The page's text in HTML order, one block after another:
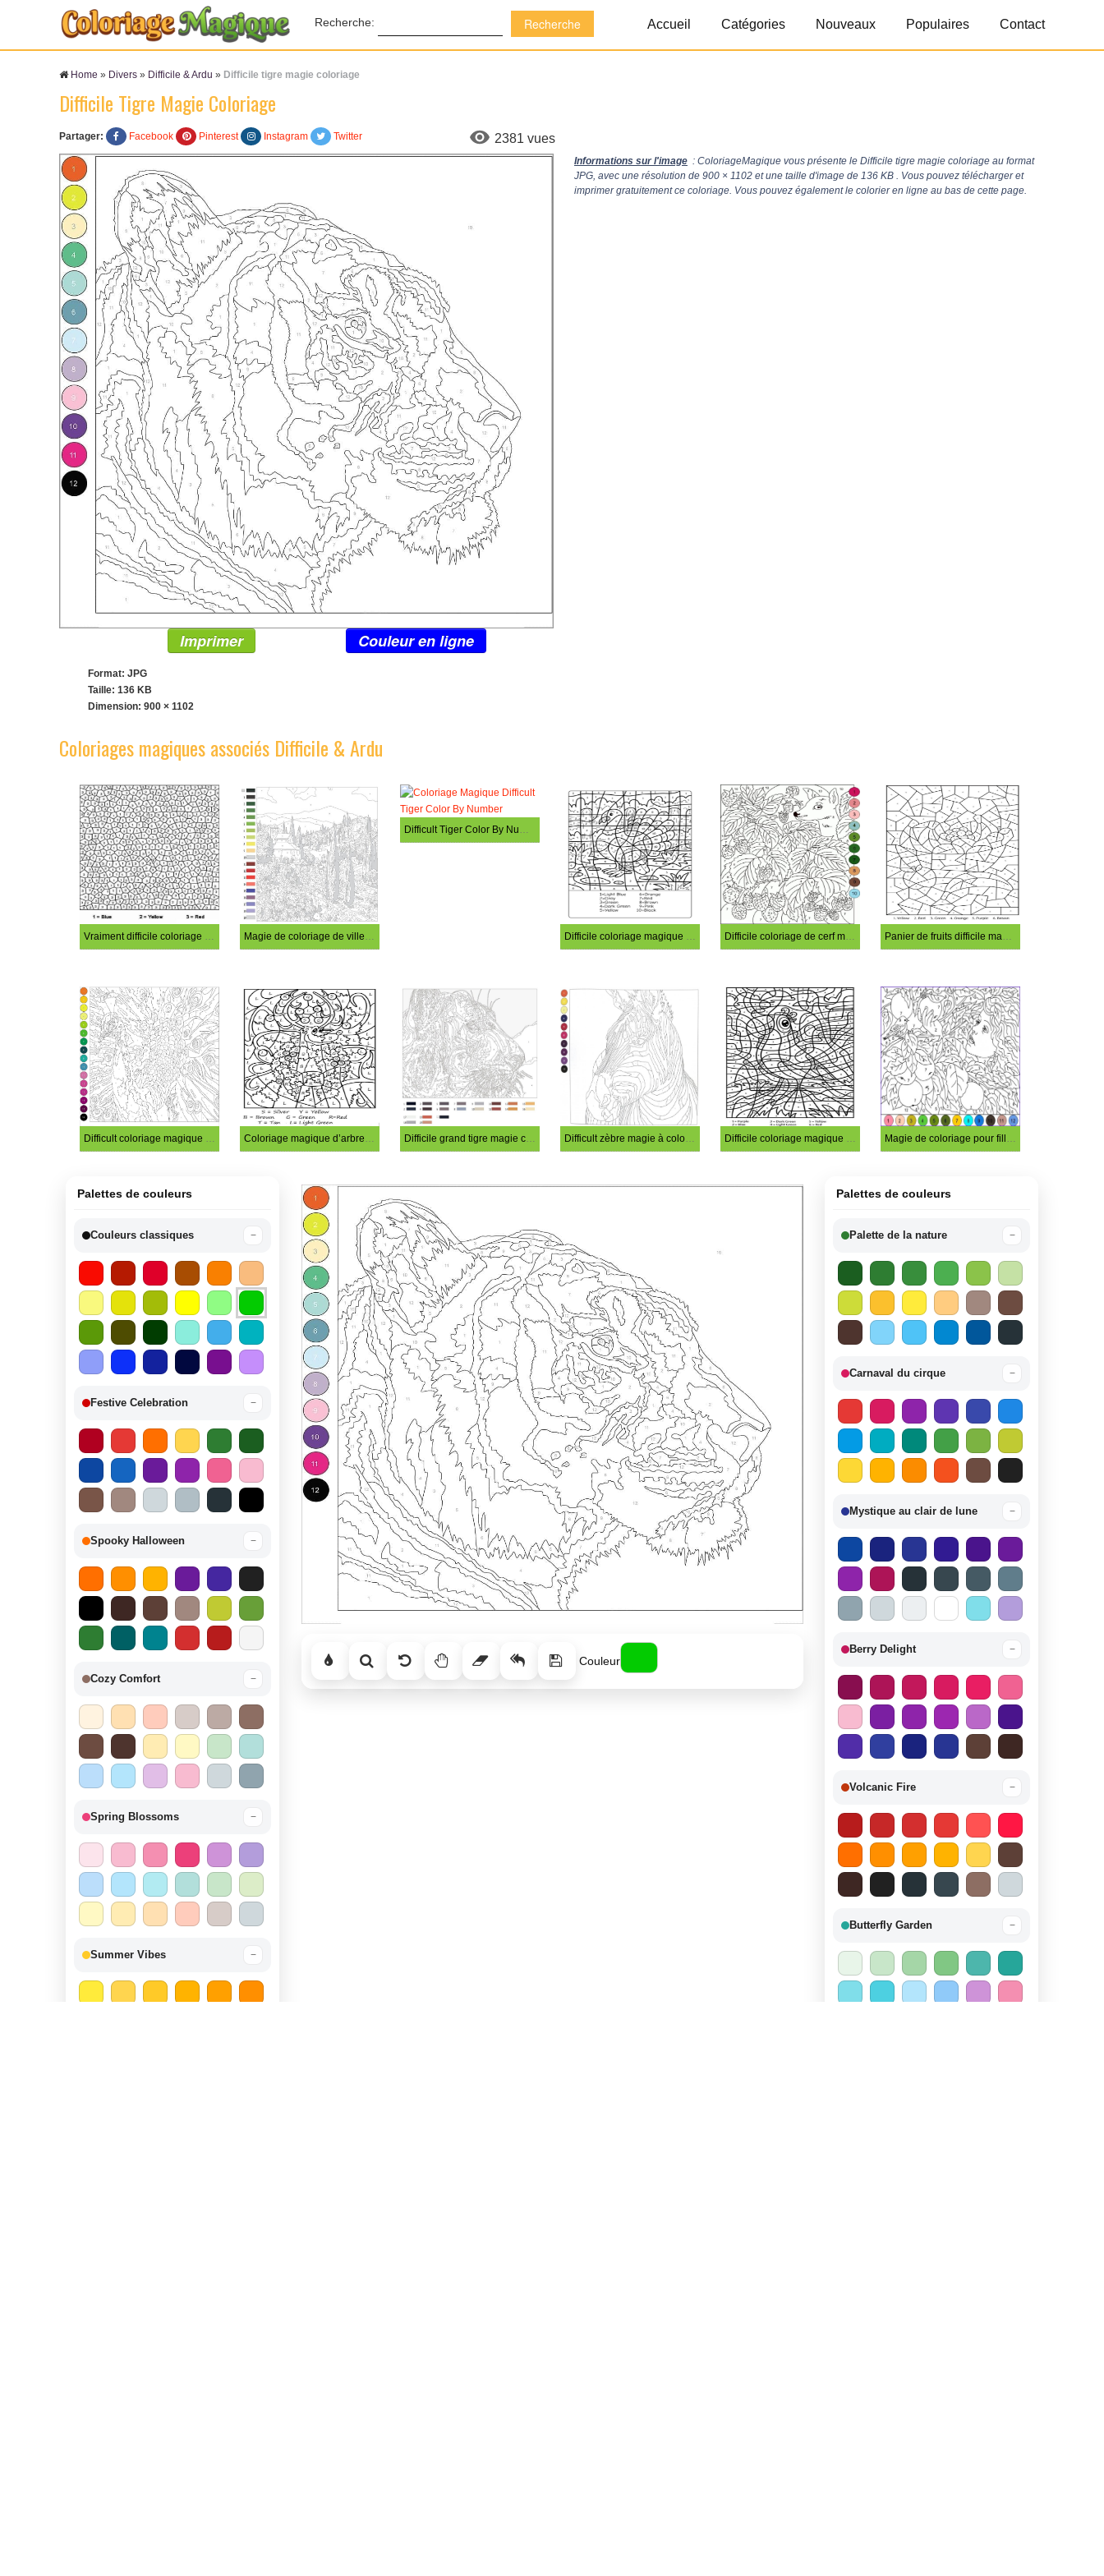
Recherche: Accueil Catégories Nouveaux Populaires Contact
Home » Divers » Difficile & Ardu » Difficile tigre magie coloriage
Difficile Tigre Magie Coloriage
Partager: Facebook Pinterest Instagram Twitter 2381 vues
Informations sur l'image : ColoriageMagique vous présente le Difficile tigre magie coloriage au format
JPG, avec une résolution de 900 × 1102 et une taille d'image de 136 KB . Vous pouvez télécharger et
imprimer gratuitement ce coloriage. Vous pouvez également le colorier en ligne au bas de cette page.
Imprimer Couleur en ligne
Format: JPG
Taille: 136 KB
Dimension: 900 × 1102
Coloriages magiques associés Difficile & Ardu
Vraiment difficile coloriage par numéro Magie de coloriage de ville difficile
Difficult Tiger Color By Number
Difficile coloriage magique de dinde Difficile coloriage de cerf magique Panier de fruits difficile magie coloriage
Difficult coloriage magique de paon Coloriage magique d’arbre difficile Difficile grand tigre magie coloriage Difficult zèbre magie à colorier Difficile coloriage magique de perroquet Magie de coloriage pour filles difficiles
Palettes de couleurs
Couleurs classiques −
Festive Celebration −
Spooky Halloween −
Cozy Comfort −
Spring Blossoms −
Summer Vibes −
Couleur
Palettes de couleurs
Palette de la nature −
Carnaval du cirque −
Mystique au clair de lune −
Berry Delight −
Volcanic Fire −
Butterfly Garden −